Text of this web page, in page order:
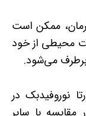
ممکن است
محیطی از خود
می‌شود.
نوروفیدبک در
با سایر